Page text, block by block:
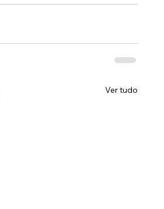
Ver tudo